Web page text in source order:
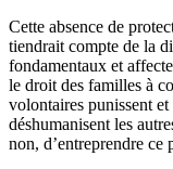
Cette absence de
tiendrait compte de la
fondamentaux et
le droit des familles à
volontaires punissent
déshumanisent les
non, d’entreprendre ce